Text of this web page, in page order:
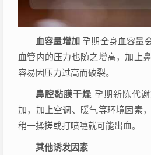
血容量增加 孕期全身血容量
血管内的压力也随之增高，加上
容易因压力过高而破裂。
鼻腔黏膜干燥 孕期新陈代
加，加上空调、暖气等环境因素
稍一揉搓或打喷嚏就可能出血。
其他诱发因素